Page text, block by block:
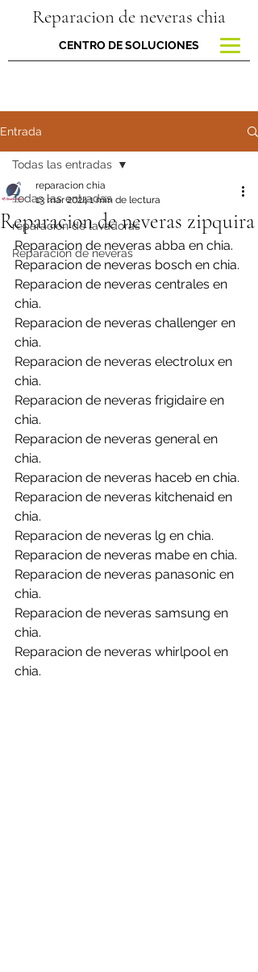
Reparacion de neveras chia
CENTRO DE SOLUCIONES
Entrada
Todas las entradas
reparacion de lavadoras
Reparación de neveras
Todas las entradas
Reparacion de neveras zipquira
reparacion chia
13 mar 20241 min de lectura
Reparacion de neveras abba en chia.
Reparacion de neveras bosch en chia.
Reparacion de neveras centrales en
chia.
Reparacion de neveras challenger en
chia.
Reparacion de neveras electrolux en
chia.
Reparacion de neveras frigidaire en
chia.
Reparacion de neveras general en
chia.
Reparacion de neveras haceb en chia.
Reparacion de neveras kitchenaid en
chia.
Reparacion de neveras lg en chia.
Reparacion de neveras mabe en chia.
Reparacion de neveras panasonic en
chia.
Reparacion de neveras samsung en
chia.
Reparacion de neveras whirlpool en
chia.